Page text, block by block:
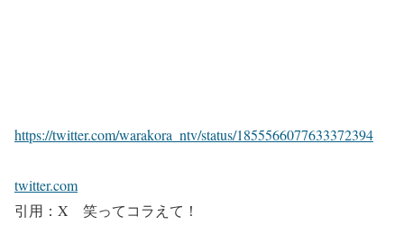
https://twitter.com/warakora_ntv/status/1855566077633372394
twitter.com
引用：X 笑ってコラえて！